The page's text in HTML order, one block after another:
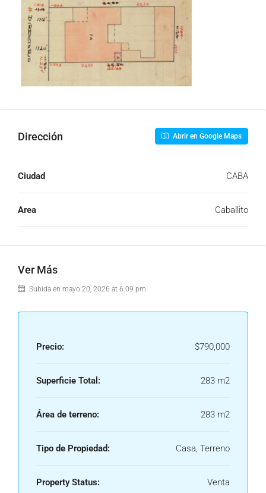
Dirección Abrir en Google Maps
Ciudad CABA
Area Caballito
Ver Más
Subida en mayo 20, 2026 at 6:09 pm
Precio: $790,000
Superficie Total: 283 m2
Área de terreno: 283 m2
Tipo de Propiedad: Casa, Terreno
Property Status: Venta